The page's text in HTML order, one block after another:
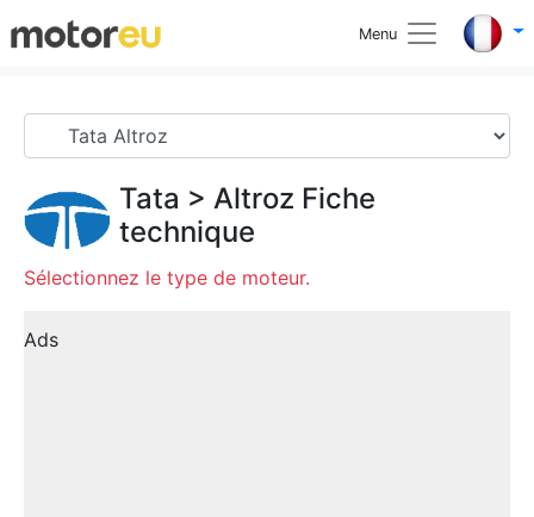
Menu
Tata > Altroz Fiche
technique
Sélectionnez le type de moteur.
Ads